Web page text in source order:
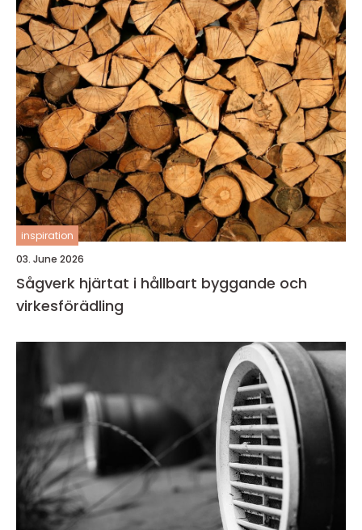
inspiration
03. June 2026
Sågverk hjärtat i hållbart byggande och
virkesförädling